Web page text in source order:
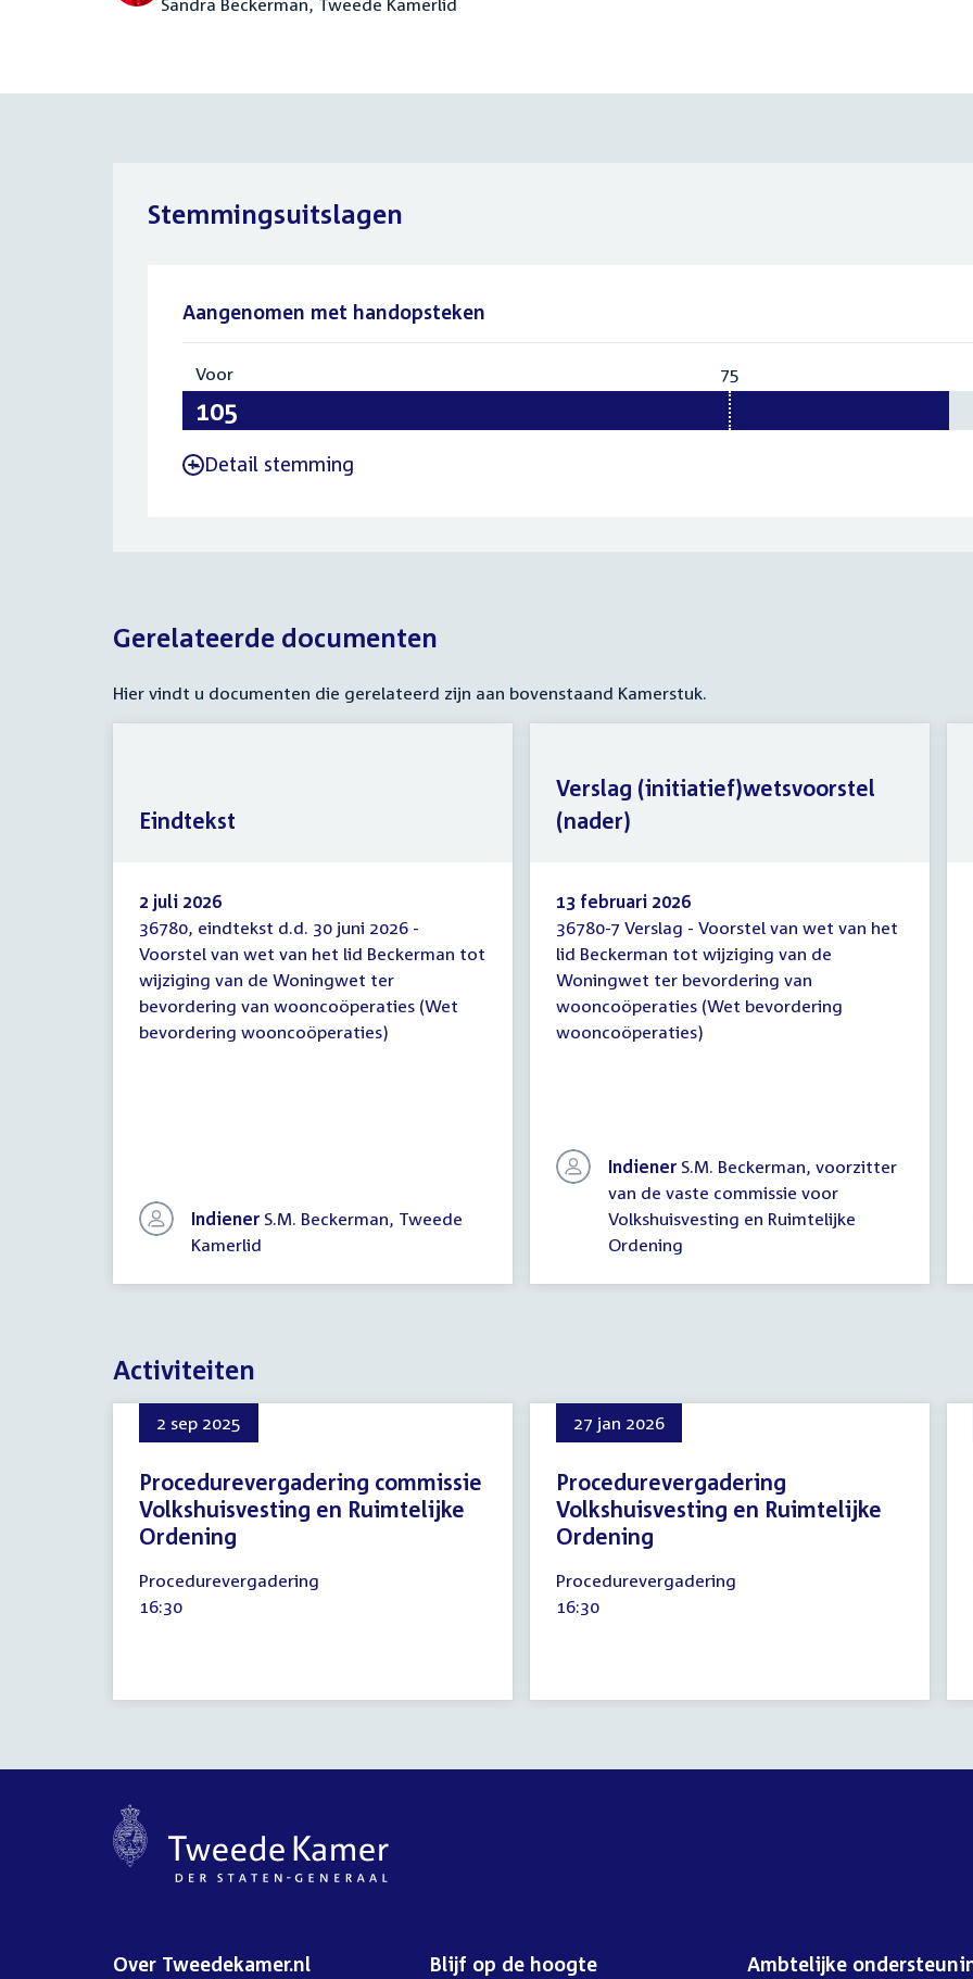
Sandra Beckerman, Tweede Kamerlid
Stemmingsuitslagen
Aangenomen met handopsteken
Voor
105
75
- Detail stemming
Gerelateerde documenten
Hier vindt u documenten die gerelateerd zijn aan bovenstaand Kamerstuk.
Eindtekst
2 juli 2026
36780, eindtekst d.d. 30 juni 2026 -
Voorstel van wet van het lid Beckerman tot
wijziging van de Woningwet ter
bevordering van wooncoöperaties (Wet
bevordering wooncoöperaties)
Indiener S.M. Beckerman, Tweede
Kamerlid
Eindtekst
Verslag
(initiatief)wetsvoorstel
(nader)
13 februari 2026
36780-7 Verslag - Voorstel van wet van het
lid Beckerman tot wijziging van de
Woningwet ter bevordering van
wooncoöperaties (Wet bevordering
wooncoöperaties)
Indiener S.M. Beckerman, voorzitter
van de vaste commissie voor
Volkshuisvesting en Ruimtelijke
Ordening
Verslag (initiatief)wetsvoorstel
(nader)
Activiteiten
2 sep 2025
Procedurevergadering commissie
Volkshuisvesting en Ruimtelijke
Ordening
september
2025
Procedurevergadering
Tijd
16:30
27 jan 2026
Procedurevergadering
Volkshuisvesting en Ruimtelijke
Ordening
januari
2026
Procedurevergadering
Tijd
16:30
Over Tweedekamer.nl Blijf op de hoogte Ambtelijke